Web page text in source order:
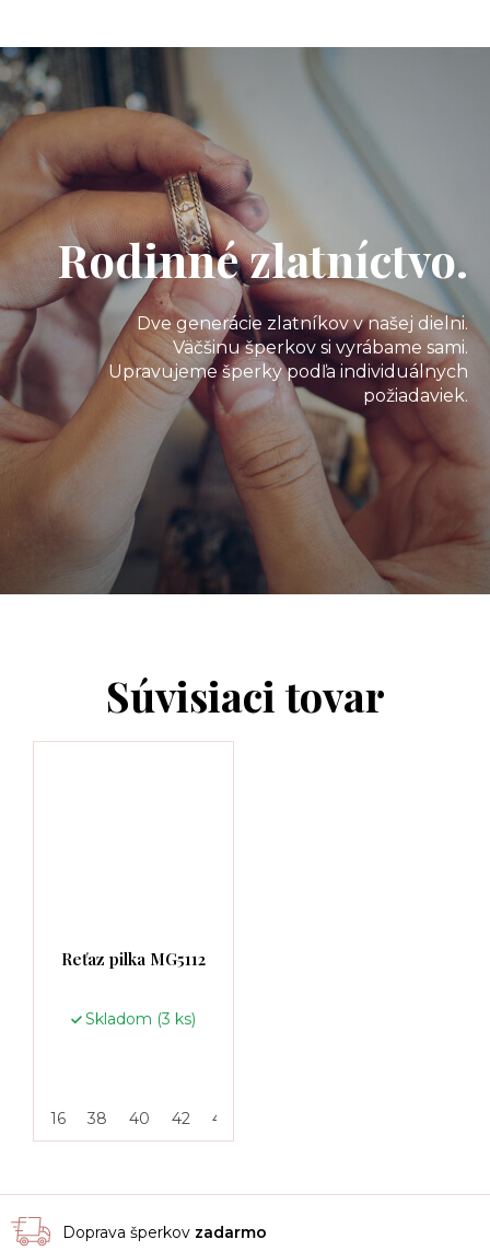
Rodinné zlatníctvo.
Dve generácie zlatníkov v našej dielni.
Väčšinu šperkov si vyrábame sami.
Upravujeme šperky podľa individuálnych
požiadaviek.
Súvisiaci tovar
Reťaz pilka MG5112
Skladom (3 ks)
16 38 40 42 46
Doprava šperkov zadarmo